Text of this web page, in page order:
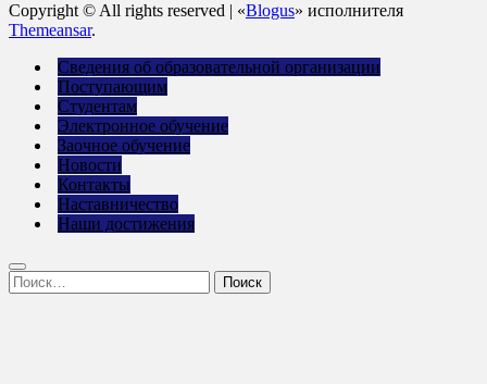
Copyright © All rights reserved | «Blogus» исполнителя
Themeansar.
Сведения об образовательной организации
Поступающим
Студентам
Электронное обучение
Заочное обучение
Новости
Контакты
Наставничество
Наши достижения
Найти: